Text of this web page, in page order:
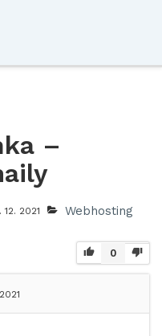
–
12. 2021 Webhosting
0